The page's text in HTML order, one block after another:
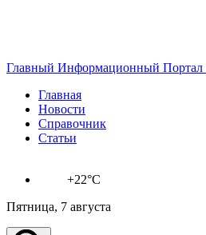
Главный Информационный Портал
Главная
Новости
Справочник
Статьи
+22°C
Пятница, 7 августа